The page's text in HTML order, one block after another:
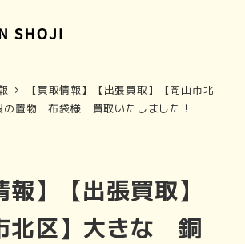
【買取情報】【出張買取】【岡山市北
置物 布袋様 買取いたしました！
報】【出張買取】
北区】大きな 銅